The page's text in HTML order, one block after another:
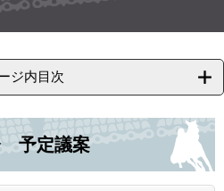
ジ内目次
予定議案